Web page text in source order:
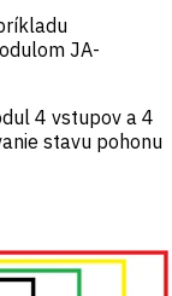
JA-
4 vstupov a 4
stavu pohonu